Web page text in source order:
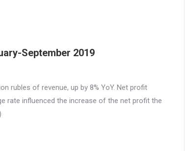
September 2019
rubles of revenue, up by 8% YoY. Net profit
rate influenced the increase of the net profit the